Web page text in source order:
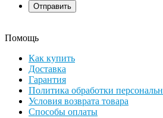
Помощь
Как купить
Доставка
Гарантия
Политика обработки
Условия возврата товара
Способы оплаты